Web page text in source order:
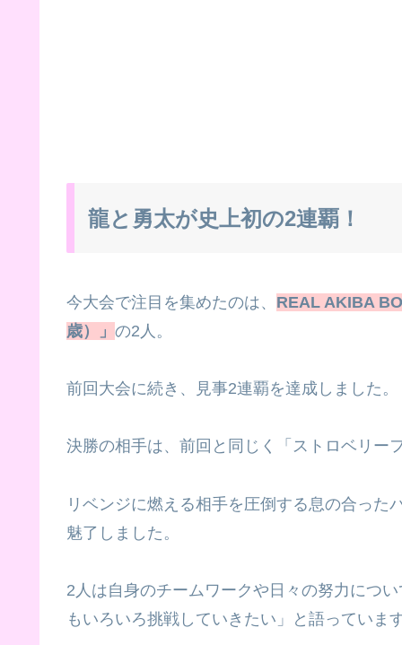
龍と勇太が史上初の2連覇！
今大会で注目を集めたのは、 REAL AKIBA
歳）」 の2人。
前回大会に続き、見事2連覇を達成しました。
決勝の相手は、前回と同じく「ストロベリー
リベンジに燃える相手を圧倒する息の合っ
魅了しました 。
2人は自身のチームワークや日々の努力につ
もいろいろ挑戦していきたい」と語っていま